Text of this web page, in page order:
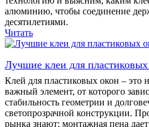
алюминию, чтобы соединение
десятилетиями.
Читать
Лучшие клеи для
Клей для пластиковых окон – это
важный элемент, от которого
стабильность геометрии и
светопрозрачной конструкции.
рынка знают: монтажная пена